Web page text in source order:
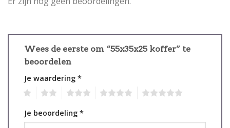
Wees de eerste om “55x35x25 koffer” te
beoordelen
Je waardering *
Je beoordeling *